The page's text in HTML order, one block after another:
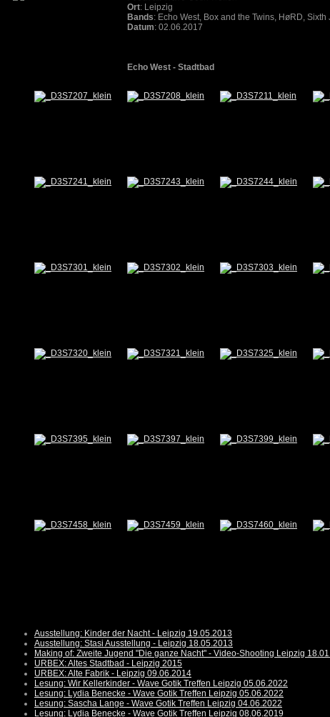
Ort: Leipzig
Bands: Echo West, Box and the Twins, HøRD,
Datum: 02.06.2017
Echo West - Stadtbad
Ausstellung: Kinder der Nacht - Leipzig 19.05.2013
Ausstellung: Stasi Ausstellung - Leipzig 18.05.2013
Making of: Zweite Jugend "Die ganze Nacht" - Video-Shooting Leipzig
URBEX: Altes Stadtbad - Leipzig 2015
URBEX: Alte Fabrik - Leipzig 09.06.2014
Lesung: Wir Kellerkinder - Wave Gotik Treffen Leipzig 05.06.2022
Lesung: Lydia Benecke - Wave Gotik Treffen Leipzig 05.06.2022
Lesung: Sascha Lange - Wave Gotik Treffen Leipzig 04.06.2022
Lesung: Lydia Benecke - Wave Gotik Treffen Leipzig 08.06.2019